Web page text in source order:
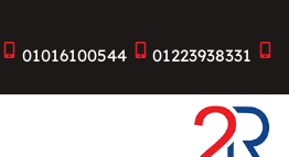
01223938331
01016100544